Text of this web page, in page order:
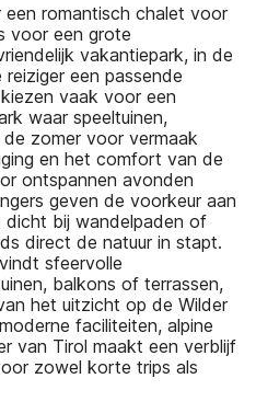
romantisch chalet voor
voor een grote
vakantiepark, in de
een passende
vaak voor een
waar speeltuinen,
zomer voor vermaak
en het comfort van de
ontspannen avonden
geven de voorkeur aan
dicht bij wandelpaden of
direct de natuur in stapt.
sfeervolle
balkons of terrassen,
het uitzicht op de Wilder
faciliteiten, alpine
van Tirol maakt een verblijf
zowel korte trips als